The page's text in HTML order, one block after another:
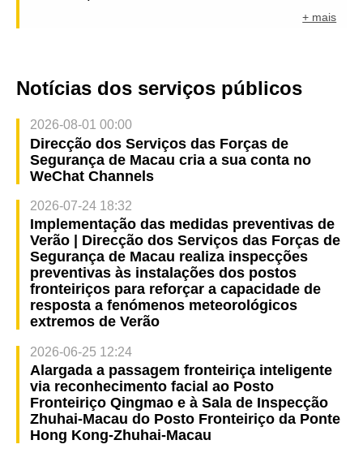
+ mais
Notícias dos serviços públicos
2026-08-01 00:00
Direcção dos Serviços das Forças de
Segurança de Macau cria a sua conta no
WeChat Channels
2026-07-24 18:32
Implementação das medidas preventivas de
Verão | Direcção dos Serviços das Forças de
Segurança de Macau realiza inspecções
preventivas às instalações dos postos
fronteiriços para reforçar a capacidade de
resposta a fenómenos meteorológicos
extremos de Verão
2026-06-25 12:24
Alargada a passagem fronteiriça inteligente
via reconhecimento facial ao Posto
Fronteiriço Qingmao e à Sala de Inspecção
Zhuhai-Macau do Posto Fronteiriço da Ponte
Hong Kong-Zhuhai-Macau